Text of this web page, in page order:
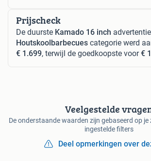
Prijscheck
De duurste Kamado 16 inch
Houtskoolbarbecues categorie werd
€ 1.699, terwijl de goedkoopste voor€
Veelgestelde
De onderstaande waarden zijn gebaseerd op
ingestelde filters
Deel opmerkingen over